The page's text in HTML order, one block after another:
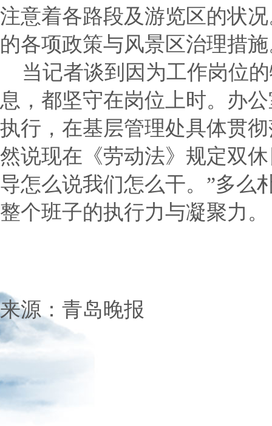
注意着各路段及游览区的状
的各项政策与风景区治理措
当记者谈到因为工作岗位
息，都坚守在岗位上时。办
执行，在基层管理处具体贯
然说现在《劳动法》规定双
导怎么说我们怎么干。”多么
整个班子的执行力与凝聚力。
来源：青岛晚报